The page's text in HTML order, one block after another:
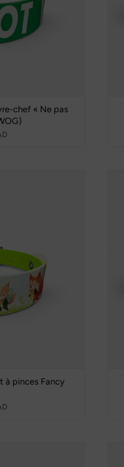
chef « Ne pas
à pinces Fancy